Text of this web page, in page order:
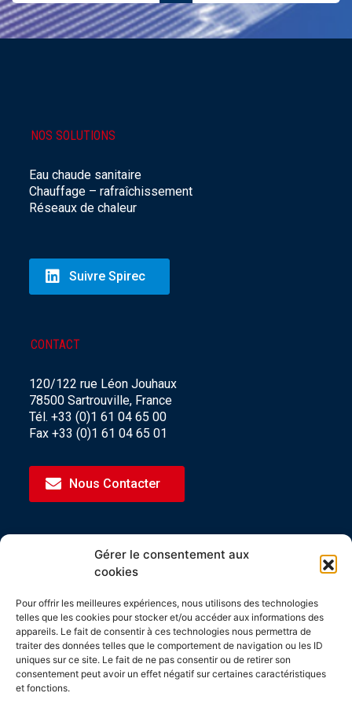
Gérer le consentement aux
cookies
Pour offrir les meilleures expériences, nous utilisons des technologies
telles que les cookies pour stocker et/ou accéder aux informations des
appareils. Le fait de consentir à ces technologies nous permettra de
traiter des données telles que le comportement de navigation ou les ID
uniques sur ce site. Le fait de ne pas consentir ou de retirer son
consentement peut avoir un effet négatif sur certaines caractéristiques
et fonctions.
NOS SOLUTIONS
Eau chaude sanitaire
Chauffage – rafraîchissement
Réseaux de chaleur
Suivre Spirec
CONTACT
120/122 rue Léon Jouhaux
78500 Sartrouville, France
Tél. +33 (0)1 61 04 65 00
Fax +33 (0)1 61 04 65 01
Nous Contacter
CERTIFICATIONS
Les produits Spirec sont tous fabriqués en Ile-
de-France et certifiés Origine France Garantie.
Spirec est lauréat du concours i-nov 2020.